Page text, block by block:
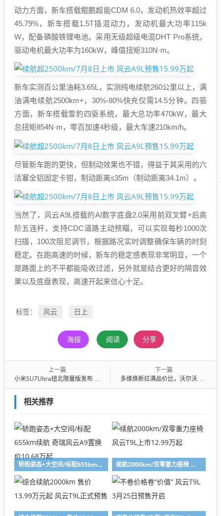
动力方面，新车搭载鲲鹏超能CDM 6.0，发动机热效率超过
45.79%，新车搭载1.5T插混动力，发动机最大功率115k
W，配备磷酸铁锂电池。采用无级超级电混DHT Pro系统，
驱动电机最大功率为160kW，峰值扭矩310N·m。
新车实测百公里油耗3.65L，实测纯电续航260公里以上，满
油满电续航2500km+，30%-80%快充仅需14.5分钟。四驱
方面，新车搭载雪豹四驱系统，最大总功率470kW，最大
总扭矩854N·m，零百加速4秒级，最大车速210km/h。
尽管新车跑的更快，但制动效果也不错，得益于其采用的六
活塞全铝固定卡钳，制动距离≤35m（制动距离34.1m）。
当然了，风云A9L搭载的AI数字底盘2.0采用前双叉臂+后高
阶五连杆，支持CDC道路主动预瞄，可以实现每秒1000次
扫描，100次阻尼调节，根据路况实时调整确保车辆的时刻
稳定。在跑高速的时候，新车的稳定感表现非常明显，一个
是路面上的不平都能吸收过滤，另外就是结合更好的隔音效
果以及底盘表现，高速开起来信心十足。
标签： 风云 日上
海报 阅读 分享
上一篇
小米SU7Ultra纽北限量版发布 定价81.49万元
下一篇
多维焕新拉满品价比，沃尔沃全新XC60售价25.49万起
相关推荐
轿跑姿态+大空间/标配655km续航 奇瑞风云A9置换价10.68万起 续航2000km/双零重力座椅 风云T9L上市12.99万起